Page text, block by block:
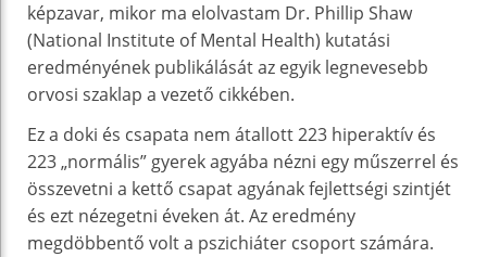
képzavar, mikor ma elolvastam Dr. Phillip Shaw
(National Institute of Mental Health) kutatási
eredményének publikálását az egyik legnevesebb
orvosi szaklap a vezető cikkében.
Ez a doki és csapata nem átallott 223 hiperaktív és
223 „normális” gyerek agyába nézni egy műszerrel és
összevetni a kettő csapat agyának fejlettségi szintjét
és ezt nézegetni éveken át. Az eredmény
megdöbbentő volt a pszichiáter csoport számára.